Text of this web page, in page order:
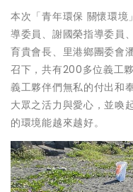
本次「青年環保 關懷環
導委員、謝國榮指導委員
育貴會長、里港鄉團委會
召下，共有200多位義工
義工夥伴們無私的付出和
大眾之活力與愛心，並喚
的環境能越來越好。